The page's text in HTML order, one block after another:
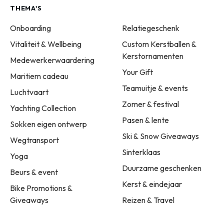
THEMA'S
Onboarding
Vitaliteit & Wellbeing
Medewerkerwaardering
Maritiem cadeau
Luchtvaart
Yachting Collection
Sokken eigen ontwerp
Wegtransport
Yoga
Beurs & event
Bike Promotions &
Giveaways
Relatiegeschenk
Custom Kerstballen &
Kerstornamenten
Your Gift
Teamuitje & events
Zomer & festival
Pasen & lente
Ski & Snow Giveaways
Sinterklaas
Duurzame geschenken
Kerst & eindejaar
Reizen & Travel